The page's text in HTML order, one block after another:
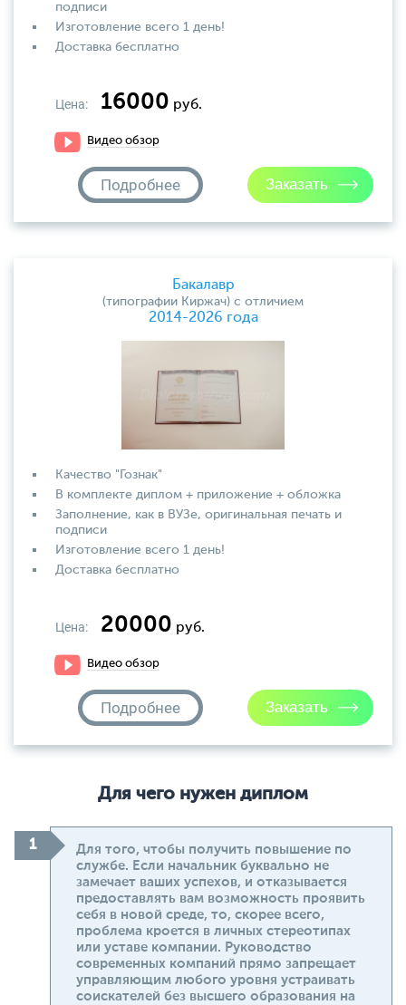
подписи
Изготовление всего 1 день!
Доставка бесплатно
Цена: 16000 руб.
Видео обзор
Подробнее
Бакалавр
(типографии Киржач) с отличием
2014-2026 года
Качество "Гознак"
В комплекте диплом + приложение + обложка
Заполнение, как в ВУЗе, оригинальная печать и
подписи
Изготовление всего 1 день!
Доставка бесплатно
Цена: 20000 руб.
Видео обзор
Подробнее
Для чего нужен диплом
Для того, чтобы получить повышение по
службе. Если начальник буквально не
замечает ваших успехов, и отказывается
предоставлять вам возможность проявить
себя в новой среде, то, скорее всего,
проблема кроется в личных стереотипах
или уставе компании. Руководство
современных компаний прямо запрещает
управляющим любого уровня устраивать
соискателей без высшего образования на